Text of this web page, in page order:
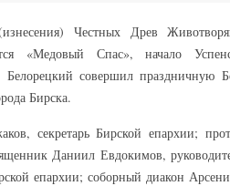
Честных Древ
«Медовый Спас», начало
совершил праздничную
Бирска.
секретарь Бирской епархии;
Даниил Евдокимов,
епархии; соборный диакон